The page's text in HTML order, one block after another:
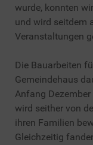
wurde, konnten
und wird seitdem
Veranstaltungen
Die Bauarbeiten
Gemeindehaus
Anfang
wird seither von
ihren Familien
Gleichzeitig